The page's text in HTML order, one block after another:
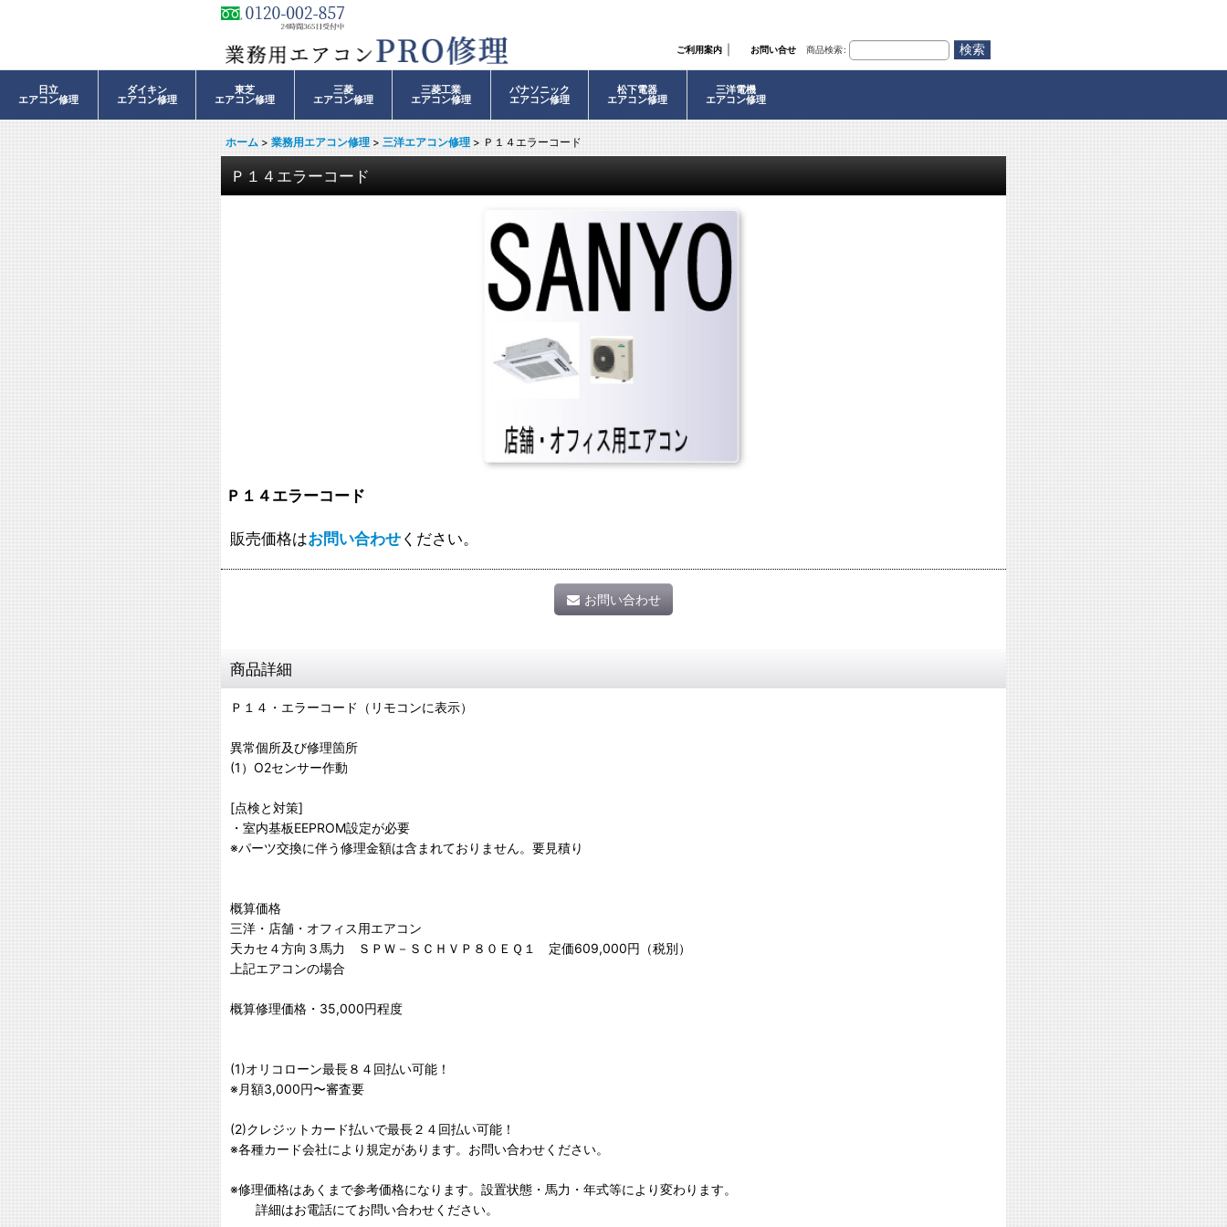
ご利用案内 ｜ お問い合せ 商品検索:
日立
エアコン修理
ダイキン
エアコン修理
東芝
エアコン修理
三菱
エアコン修理
三菱工業
エアコン修理
パナソニック
エアコン修理
松下電器
エアコン修理
三洋電機
エアコン修理
ホーム > 業務用エアコン修理 > 三洋エアコン修理 > Ｐ１４エラーコード
Ｐ１４エラーコード
Ｐ１４エラーコード
販売価格はお問い合わせください。
お問い合わせ
商品詳細
Ｐ１４・エラーコード（リモコンに表示）
異常個所及び修理箇所
(1）O2センサー作動
[点検と対策]
・室内基板EEPROM設定が必要
※パーツ交換に伴う修理金額は含まれておりません。要見積り
概算価格
三洋・店舗・オフィス用エアコン
天カセ４方向３馬力 ＳＰＷ－ＳＣＨＶＰ８０ＥＱ１ 定価609,000円（税別）
上記エアコンの場合
概算修理価格・35,000円程度
(1)オリコローン最長８４回払い可能！
※月額3,000円〜審査要
(2)クレジットカード払いで最長２４回払い可能！
※各種カード会社により規定があります。お問い合わせください。
※修理価格はあくまで参考価格になります。設置状態・馬力・年式等により変わります。
詳細はお電話にてお問い合わせください。